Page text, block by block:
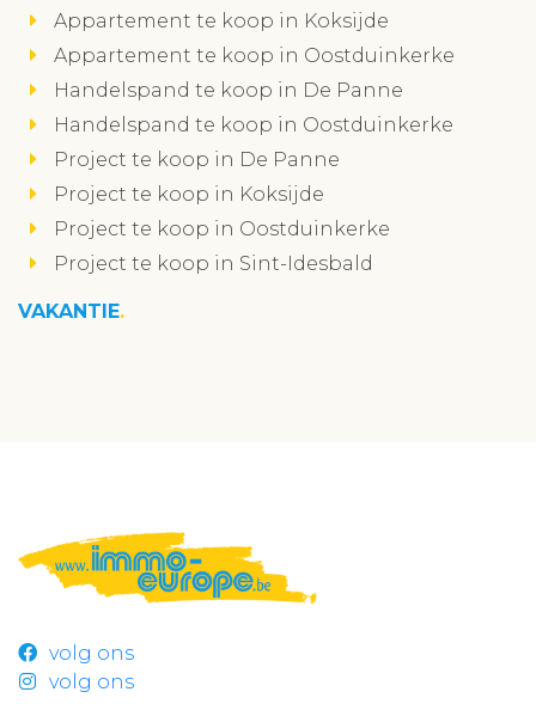
Appartement te koop in Koksijde
Appartement te koop in Oostduinkerke
Handelspand te koop in De Panne
Handelspand te koop in Oostduinkerke
Project te koop in De Panne
Project te koop in Koksijde
Project te koop in Oostduinkerke
Project te koop in Sint-Idesbald
VAKANTIE
volg ons
volg ons